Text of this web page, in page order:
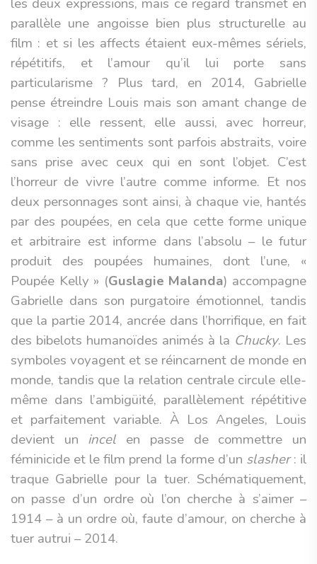
les deux expressions, mais ce regard transmet en
parallèle une angoisse bien plus structurelle au
film : et si les affects étaient eux-mêmes sériels,
répétitifs, et l’amour qu’il lui porte sans
particularisme ? Plus tard, en 2014, Gabrielle
pense étreindre Louis mais son amant change de
visage : elle ressent, elle aussi, avec horreur,
comme les sentiments sont parfois abstraits, voire
sans prise avec ceux qui en sont l’objet. C’est
l’horreur de vivre l’autre comme informe. Et nos
deux personnages sont ainsi, à chaque vie, hantés
par des poupées, en cela que cette forme unique
et arbitraire est informe dans l’absolu – le futur
produit des poupées humaines, dont l’une, «
Poupée Kelly » (Guslagie Malanda) accompagne
Gabrielle dans son purgatoire émotionnel, tandis
que la partie 2014, ancrée dans l’horrifique, en fait
des bibelots humanoïdes animés à la Chucky. Les
symboles voyagent et se réincarnent de monde en
monde, tandis que la relation centrale circule elle-
même dans l’ambigüité, parallèlement répétitive
et parfaitement variable. À Los Angeles, Louis
devient un incel en passe de commettre un
féminicide et le film prend la forme d’un slasher: il
traque Gabrielle pour la tuer. Schématiquement,
on passe d’un ordre où l’on cherche à s’aimer –
1914 – à un ordre où, faute d’amour, on cherche à
tuer autrui – 2014.